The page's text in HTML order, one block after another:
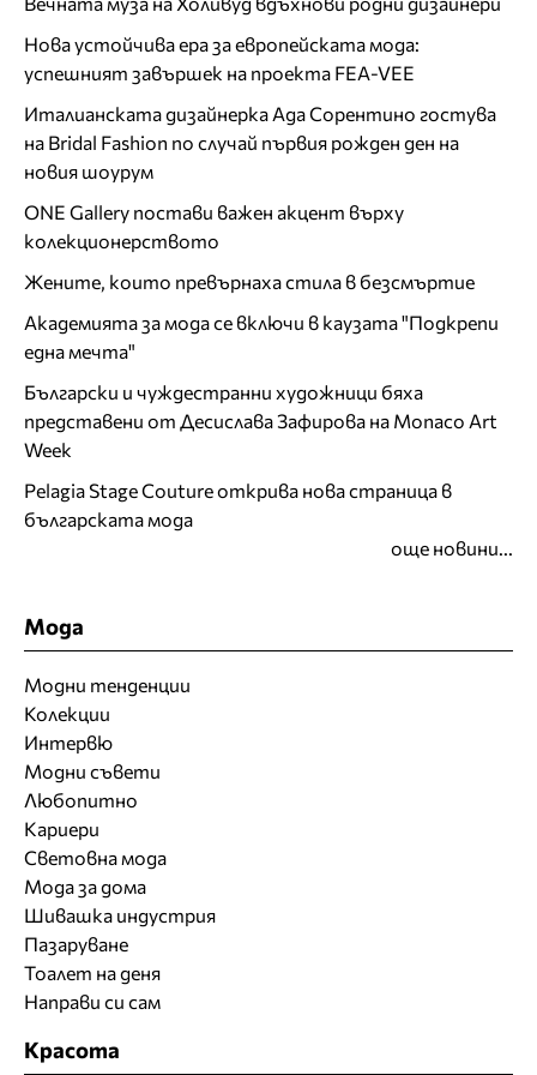
Нова устойчива ера за европейската мода:
успешният завършек на проекта FEA-VEE
Италианската дизайнерка Ада Сорентино гостува
на Bridal Fashion по случай първия рожден ден на
новия шоурум
ONE Gallery постави важен акцент върху
колекционерството
Жените, които превърнаха стила в безсмъртие
Академията за мода се включи в каузата "Подкрепи
една мечта"
Български и чуждестранни художници бяха
представени от Десислава Зафирова на Monaco Art
Week
Pelagia Stage Couture открива нова страница в
българската мода
още новини...
Мода
Модни тенденции
Колекции
Интервю
Модни съвети
Любопитно
Кариери
Световна мода
Мода за дома
Шивашка индустрия
Пазаруване
Тоалет на деня
Направи си сам
Красота